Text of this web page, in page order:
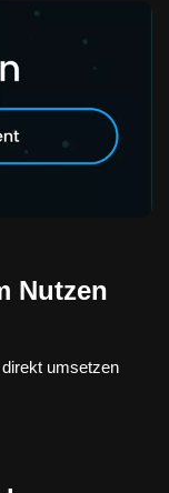
Nutzen
umsetzen